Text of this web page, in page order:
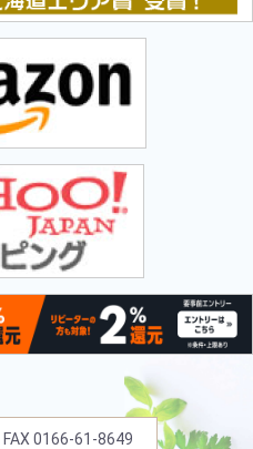
FAX 0166-61-8649